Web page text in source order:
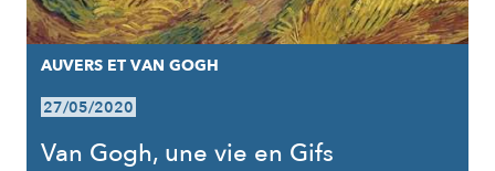
AUVERS ET VAN GOGH
27/05/2020
Van Gogh, une vie en Gifs